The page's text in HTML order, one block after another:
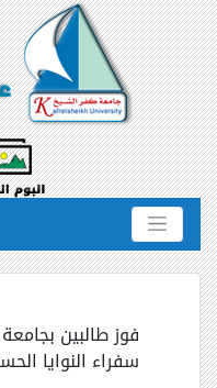
فوز طالبين
سفراء النوايا